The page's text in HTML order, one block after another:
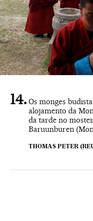
Os monges
alojamento da
da tarde no
Baruunburen
THOMAS PETER